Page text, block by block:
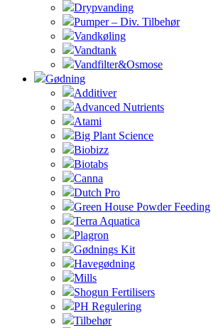
Drypvanding
Pumper – Div. Tilbehør
Vandkøling
Vandtank
Vandfilter&Osmose
Gødning
Additiver
Advanced Nutrients
Atami
Big Plant Science
Biobizz
Biotabs
Canna
Dutch Pro
Green House Powder Feeding
Terra Aquatica
Plagron
Gødnings Kit
Havegødning
Mills
Shogun Fertilisers
PH Regulering
Tilbehør